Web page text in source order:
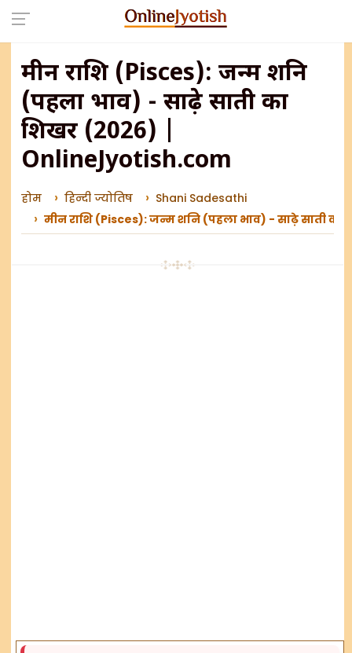
मीन राशि (Pisces): जन्म शनि
(पहला भाव) - साढ़े साती का
शिखर (2026) |
OnlineJyotish.com
होम हिन्दी ज्योतिष
Shani Sadesathi
मीन राशि (Pisces): जन्म शनि (पहला भाव) - साढ़े साती